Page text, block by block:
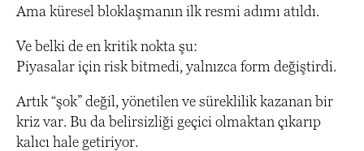
Ama küresel bloklaşmanın ilk resmi adımı atıldı.
Ve belki de en kritik nokta şu:
Piyasalar için risk bitmedi, yalnızca form değiştirdi.
Artık “şok” değil, yönetilen ve süreklilik kazanan bir
kriz var. Bu da belirsizliği geçici olmaktan çıkarıp
kalıcı hale getiriyor.